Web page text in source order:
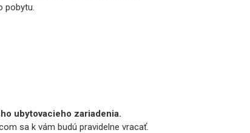
pobytu.
ubytovacieho zariadenia.
sa k vám budú pravidelne vracať.